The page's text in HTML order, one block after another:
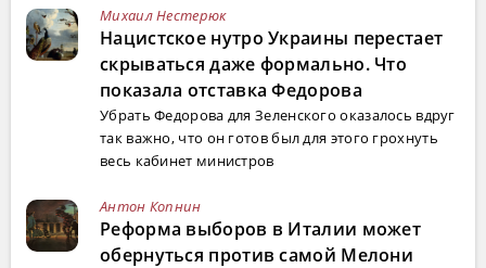
Михаил Нестерюк
Нацистское нутро Украины перестает
скрываться даже формально. Что
показала отставка Федорова
Убрать Федорова для Зеленского оказалось вдруг
так важно, что он готов был для этого грохнуть
весь кабинет министров
Антон Копнин
Реформа выборов в Италии может
обернуться против самой Мелони